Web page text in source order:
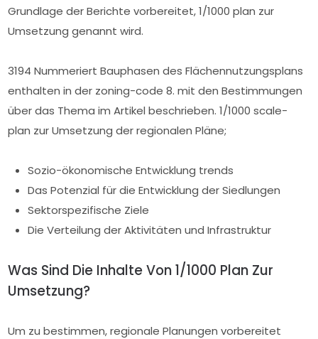
Grundlage der Berichte vorbereitet, 1/1000 plan zur
Umsetzung genannt wird.
3194 Nummeriert Bauphasen des Flächennutzungsplans
enthalten in der zoning-code 8. mit den Bestimmungen
über das Thema im Artikel beschrieben. 1/1000 scale-
plan zur Umsetzung der regionalen Pläne;
Sozio-ökonomische Entwicklung trends
Das Potenzial für die Entwicklung der Siedlungen
Sektorspezifische Ziele
Die Verteilung der Aktivitäten und Infrastruktur
Was Sind Die Inhalte Von 1/1000 Plan Zur
Umsetzung?
Um zu bestimmen, regionale Planungen vorbereitet